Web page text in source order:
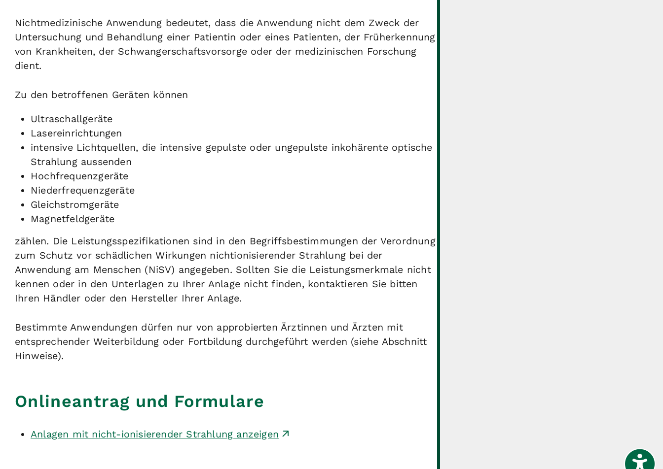
Nichtmedizinische Anwendung bedeutet, dass die Anwendung nicht dem Zweck der
Untersuchung und Behandlung einer Patientin oder eines Patienten, der Früherkennung
von Krankheiten, der Schwangerschaftsvorsorge oder der medizinischen Forschung
dient.
Zu den betroffenen Geräten können
Ultraschallgeräte
Lasereinrichtungen
intensive Lichtquellen, die intensive gepulste oder ungepulste inkohärente optische
Strahlung aussenden
Hochfrequenzgeräte
Niederfrequenzgeräte
Gleichstromgeräte
Magnetfeldgeräte
zählen. Die Leistungsspezifikationen sind in den Begriffsbestimmungen der Verordnung
zum Schutz vor schädlichen Wirkungen nichtionisierender Strahlung bei der
Anwendung am Menschen (NiSV) angegeben. Sollten Sie die Leistungsmerkmale nicht
kennen oder in den Unterlagen zu Ihrer Anlage nicht finden, kontaktieren Sie bitten
Ihren Händler oder den Hersteller Ihrer Anlage.
Bestimmte Anwendungen dürfen nur von approbierten Ärztinnen und Ärzten mit
entsprechender Weiterbildung oder Fortbildung durchgeführt werden (siehe Abschnitt
Hinweise).
Onlineantrag und Formulare
Anlagen mit nicht-ionisierender Strahlung anzeigen